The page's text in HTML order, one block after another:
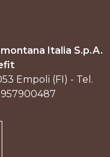
Italia S.p.A.
Empoli (FI) - Tel.